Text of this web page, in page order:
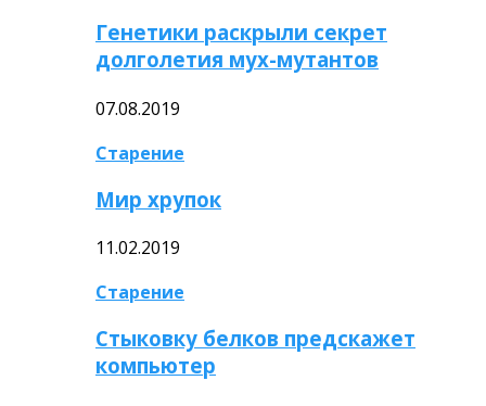
Генетики раскрыли секрет
долголетия мух-мутантов
07.08.2019
Старение
Мир хрупок
11.02.2019
Старение
Стыковку белков предскажет
компьютер